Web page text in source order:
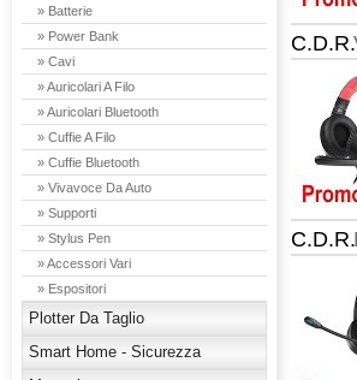
» Batterie
» Power Bank
» Cavi
» Auricolari A Filo
» Auricolari Bluetooth
» Cuffie A Filo
» Cuffie Bluetooth
» Vivavoce Da Auto
» Supporti
» Stylus Pen
» Accessori Vari
» Espositori
Plotter Da Taglio
Smart Home - Sicurezza